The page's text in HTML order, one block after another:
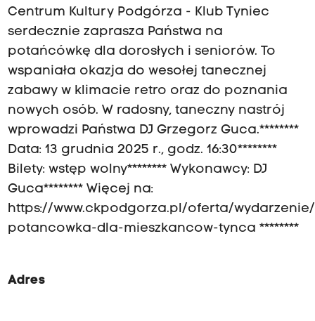
Centrum Kultury Podgórza - Klub Tyniec
serdecznie zaprasza Państwa na
potańcówkę dla dorosłych i seniorów. To
wspaniała okazja do wesołej tanecznej
zabawy w klimacie retro oraz do poznania
nowych osób. W radosny, taneczny nastrój
wprowadzi Państwa DJ Grzegorz Guca.********
Data: 13 grudnia 2025 r., godz. 16:30********
Bilety: wstęp wolny******** Wykonawcy: DJ
Guca******** Więcej na:
https://www.ckpodgorza.pl/oferta/
potancowka-dla-mieszkancow-tynca ********
Adres